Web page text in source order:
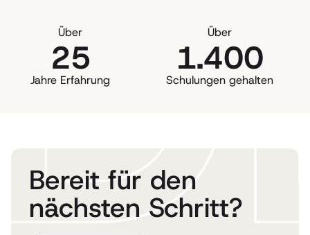
Über
25
Jahre Erfahrung
Über
1.400
Schulungen gehalten
Bereit für den
nächsten Schritt?